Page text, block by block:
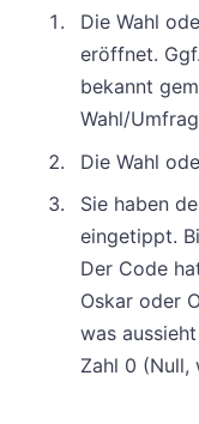
Die Wahl
eröffnet.
bekannt
Wahl/
Die Wahl
Sie haben
eingetippt.
Der Code
Oskar oder
was
Zahl 0 (Null,